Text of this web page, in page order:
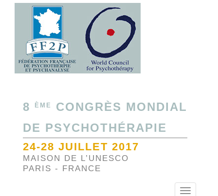
8 ÈME
CONGRÈS MONDIAL
DE PSYCHOTHÉRAPIE
24-28 JUILLET 2017
MAISON DE L’UNESCO
PARIS - FRANCE